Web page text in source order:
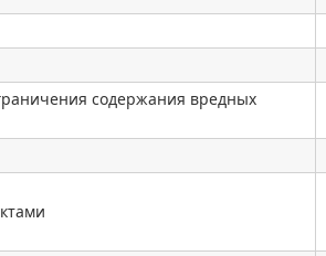
содержания вредных